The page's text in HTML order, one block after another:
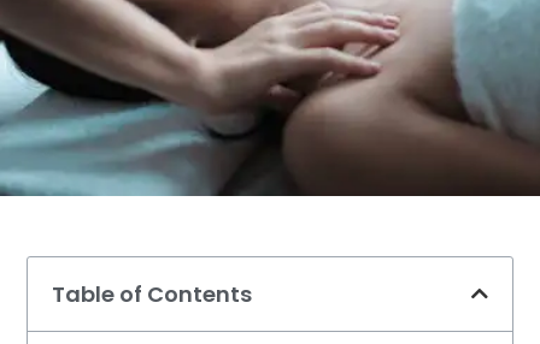
Table of Contents